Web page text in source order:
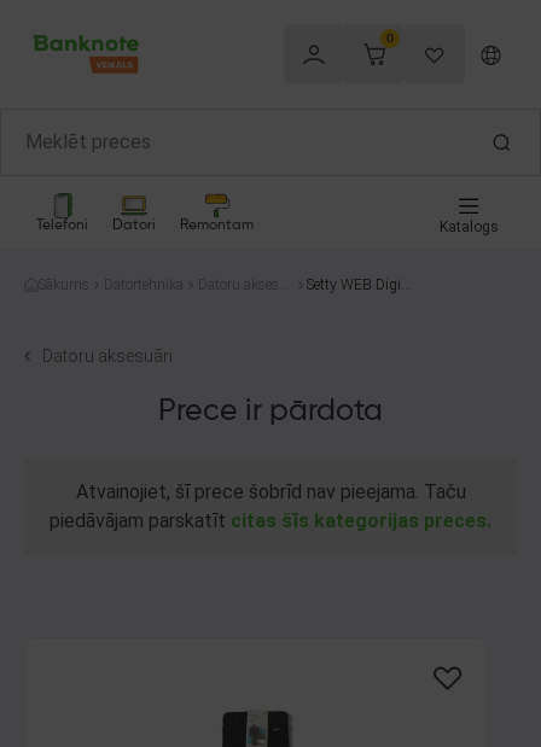
0
Telefoni Datori Remontam Katalogs
Sākums Datortehnika
Datoru aksesu
Setty WEB Digita
Datoru aksesuāri
Prece ir pārdota
Atvainojiet, šī prece šobrīd nav pieejama. Taču
piedāvājam parskatīt citas šīs kategorijas preces.